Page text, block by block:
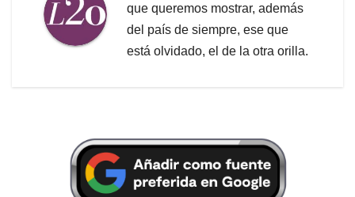
que queremos mostrar, además
del país de siempre, ese que
está olvidado, el de la otra orilla.